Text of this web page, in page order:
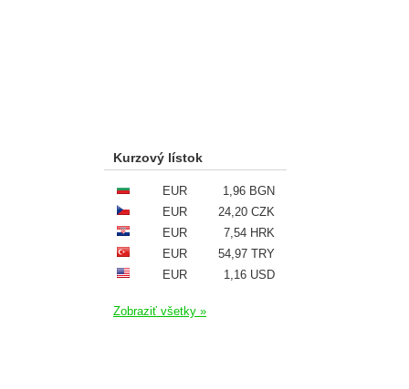
Kurzový lístok
EUR
1,96 BGN
EUR
24,20 CZK
EUR
7,54 HRK
EUR
54,97 TRY
EUR
1,16 USD
Zobraziť všetky »